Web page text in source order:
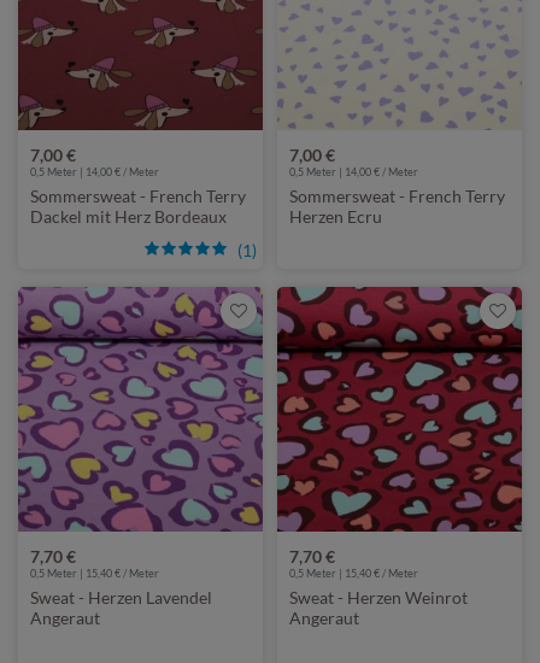
7,00 €
(1)
0,5 Meter | 14,00 € / Meter
Sommersweat - French Terry
Dackel mit Herz Bordeaux
7,00 €
0,5 Meter | 14,00 € / Meter
Sommersweat - French Terry
Herzen Ecru
7,70 €
0,5 Meter | 15,40 € / Meter
Sweat - Herzen Lavendel
Angeraut
7,70 €
0,5 Meter | 15,40 € / Meter
Sweat - Herzen Weinrot
Angeraut